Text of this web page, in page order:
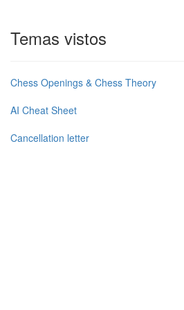
Temas vistos
Chess Openings & Chess Theory
AI Cheat Sheet
Cancellation letter